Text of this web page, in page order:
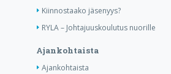
Kiinnostaako jäsenyys?
RYLA – Johtajuuskoulutus nuorille
Ajankohtaista
Ajankohtaista